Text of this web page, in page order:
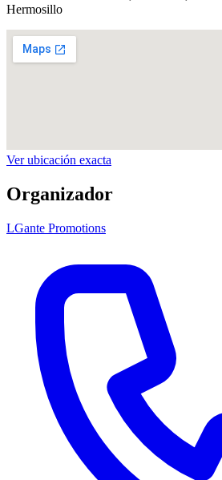
Hermosillo
Ver ubicación exacta
Organizador
LGante Promotions